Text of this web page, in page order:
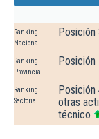
Ranking
Nacional
Ranking
Provincial
Ranking
Sectorial
otras
técnico